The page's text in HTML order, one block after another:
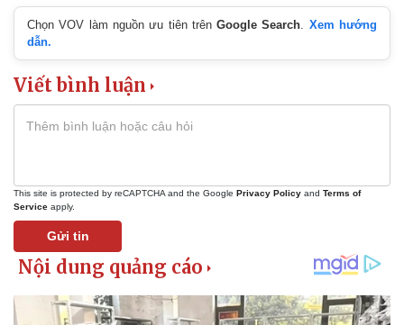
Thể thao
Bóng đá
Lịch thi đấu bóng đá
Thế giới thể thao
Hậu trường
Ô tô - Xe máy
Xe máy
Chọn VOV làm nguồn ưu tiên trênGoogle Search. Xem hướng
dẫn.
Viết bình luận
This site is protected by reCAPTCHA and the Google Privacy Policy and Terms of
Service apply.
Gửi tin